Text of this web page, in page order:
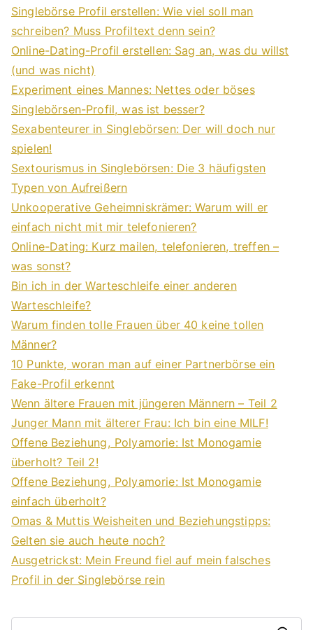
Singlebörse Profil erstellen: Wie viel soll man
schreiben? Muss Profiltext denn sein?
Online-Dating-Profil erstellen: Sag an, was du willst
(und was nicht)
Experiment eines Mannes: Nettes oder böses
Singlebörsen-Profil, was ist besser?
Sexabenteurer in Singlebörsen: Der will doch nur
spielen!
Sextourismus in Singlebörsen: Die 3 häufigsten
Typen von Aufreißern
Unkooperative Geheimniskrämer: Warum will er
einfach nicht mit mir telefonieren?
Online-Dating: Kurz mailen, telefonieren, treffen –
was sonst?
Bin ich in der Warteschleife einer anderen
Warteschleife?
Warum finden tolle Frauen über 40 keine tollen
Männer?
10 Punkte, woran man auf einer Partnerbörse ein
Fake-Profil erkennt
Wenn ältere Frauen mit jüngeren Männern – Teil 2
Junger Mann mit älterer Frau: Ich bin eine MILF!
Offene Beziehung, Polyamorie: Ist Monogamie
überholt? Teil 2!
Offene Beziehung, Polyamorie: Ist Monogamie
einfach überholt?
Omas & Muttis Weisheiten und Beziehungstipps:
Gelten sie auch heute noch?
Ausgetrickst: Mein Freund fiel auf mein falsches
Profil in der Singlebörse rein